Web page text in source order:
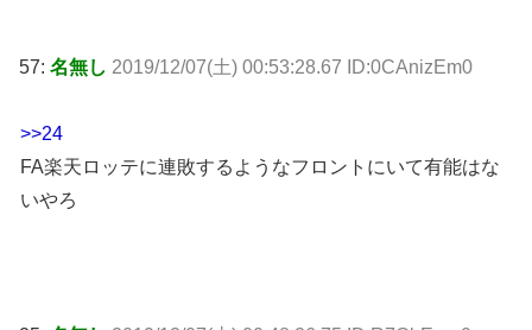
57: 名無し 2019/12/07(土) 00:53:28.67 ID:0CAnizEm0
>>24
FA楽天ロッテに連敗するようなフロントにいて有能はな
いやろ